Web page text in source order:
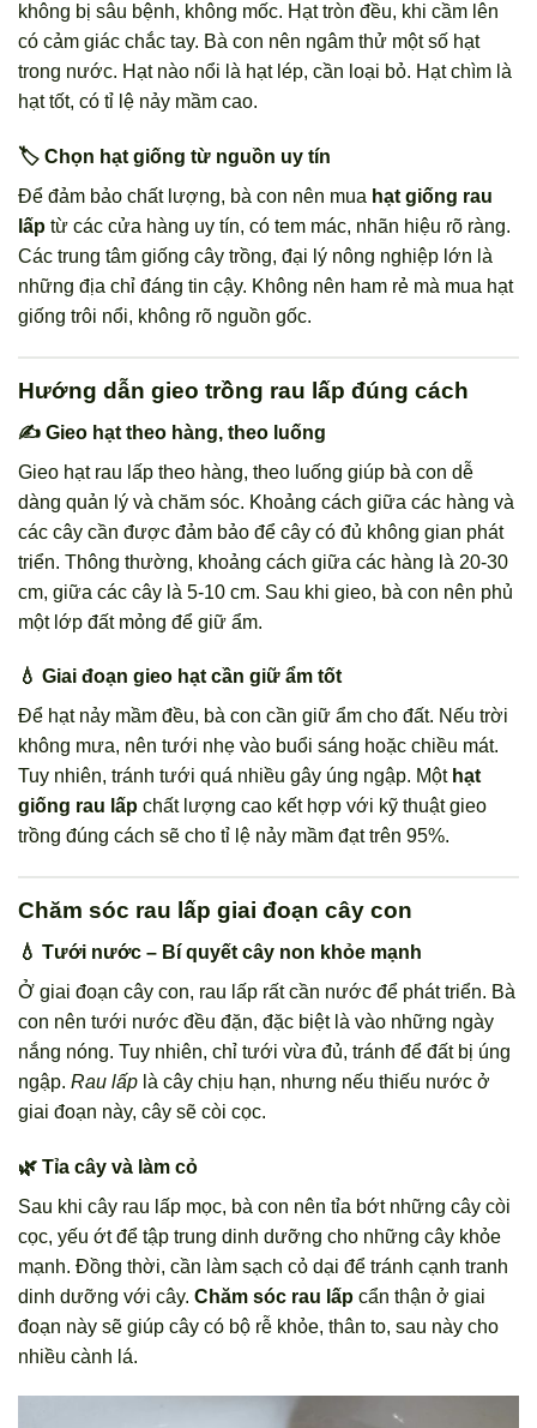
không bị sâu bệnh, không mốc. Hạt tròn đều, khi cầm lên
có cảm giác chắc tay. Bà con nên ngâm thử một số hạt
trong nước. Hạt nào nổi là hạt lép, cần loại bỏ. Hạt chìm là
hạt tốt, có tỉ lệ nảy mầm cao.
🏷️ Chọn hạt giống từ nguồn uy tín
Để đảm bảo chất lượng, bà con nên mua hạt giống rau
lấp từ các cửa hàng uy tín, có tem mác, nhãn hiệu rõ ràng.
Các trung tâm giống cây trồng, đại lý nông nghiệp lớn là
những địa chỉ đáng tin cậy. Không nên ham rẻ mà mua hạt
giống trôi nổi, không rõ nguồn gốc.
Hướng dẫn gieo trồng rau lấp đúng cách
✍️ Gieo hạt theo hàng, theo luống
Gieo hạt rau lấp theo hàng, theo luống giúp bà con dễ
dàng quản lý và chăm sóc. Khoảng cách giữa các hàng và
các cây cần được đảm bảo để cây có đủ không gian phát
triển. Thông thường, khoảng cách giữa các hàng là 20-30
cm, giữa các cây là 5-10 cm. Sau khi gieo, bà con nên phủ
một lớp đất mỏng để giữ ẩm.
💧 Giai đoạn gieo hạt cần giữ ẩm tốt
Để hạt nảy mầm đều, bà con cần giữ ẩm cho đất. Nếu trời
không mưa, nên tưới nhẹ vào buổi sáng hoặc chiều mát.
Tuy nhiên, tránh tưới quá nhiều gây úng ngập. Một hạt
giống rau lấp chất lượng cao kết hợp với kỹ thuật gieo
trồng đúng cách sẽ cho tỉ lệ nảy mầm đạt trên 95%.
Chăm sóc rau lấp giai đoạn cây con
💧 Tưới nước – Bí quyết cây non khỏe mạnh
Ở giai đoạn cây con, rau lấp rất cần nước để phát triển. Bà
con nên tưới nước đều đặn, đặc biệt là vào những ngày
nắng nóng. Tuy nhiên, chỉ tưới vừa đủ, tránh để đất bị úng
ngập. Rau lấp là cây chịu hạn, nhưng nếu thiếu nước ở
giai đoạn này, cây sẽ còi cọc.
🌿 Tỉa cây và làm cỏ
Sau khi cây rau lấp mọc, bà con nên tỉa bớt những cây còi
cọc, yếu ớt để tập trung dinh dưỡng cho những cây khỏe
mạnh. Đồng thời, cần làm sạch cỏ dại để tránh cạnh tranh
dinh dưỡng với cây. Chăm sóc rau lấp cẩn thận ở giai
đoạn này sẽ giúp cây có bộ rễ khỏe, thân to, sau này cho
nhiều cành lá.